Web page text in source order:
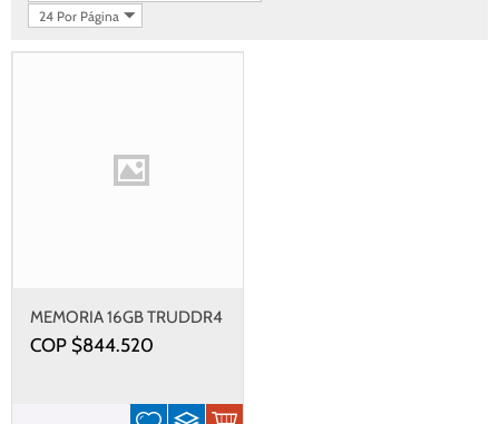
24 Por Página
MEMORIA 16GB TRUDDR4
3200 MHZ
COP $844.520